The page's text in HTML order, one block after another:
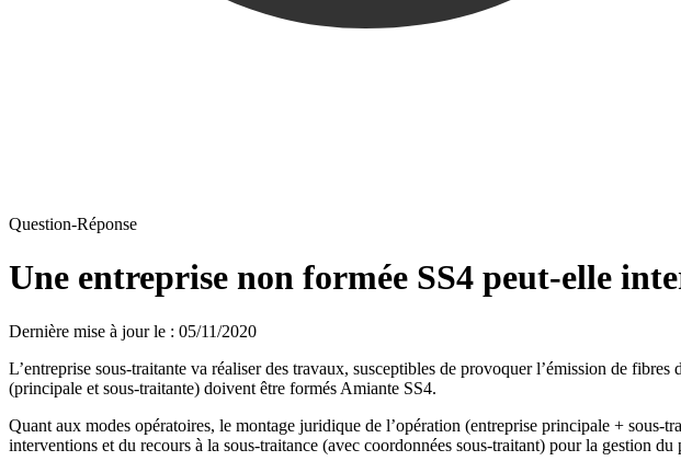
Question-Réponse
Une entreprise non formée SS4 peut-elle
Dernière mise à jour le : 05/11/2020
L’entreprise sous-traitante va réaliser des travaux, susceptibles de provoquer l’émission de
(principale et sous-traitante) doivent être formés Amiante SS4.
Quant aux modes opératoires, le montage juridique de l’opération (entreprise principale + sous-
interventions et du recours à la sous-traitance (avec coordonnées sous-traitant) pour la gestion